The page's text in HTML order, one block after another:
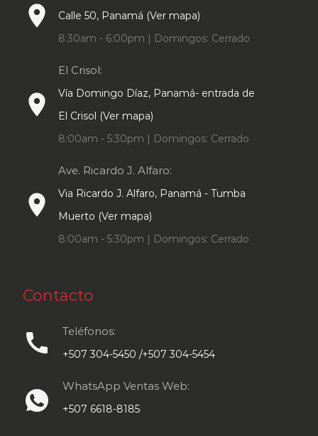
place
Calle 50, Panamá (Ver mapa)
8:30am - 6:00pm | Domingos: Cerrado
place
El Crisol:
Vía Domingo Díaz, Panamá- entrada de
El Crisol (Ver mapa)
8:00am - 5:30pm | Domingos: Cerrado
place
Ave. Ricardo J. Alfaro:
Via Ricardo J. Alfaro, Panamá - Tumba
Muerto (Ver mapa)
8:00am - 5:30pm | Domingos: Cerrado
Contacto
call Teléfonos:
+507 304-5450 /+507 304-5454
WhatsApp Ventas Web:
+507 6618-8185